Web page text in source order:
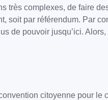
très complexes, de faire
soit par référendum. Par
de pouvoir jusqu’ici.
citoyenne pour le